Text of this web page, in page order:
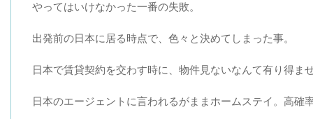
やってはいけなかった一番の失敗。
出発前の日本に居る時点で、色々と決めてしまった事。
日本で賃貸契約を交わす時に、物件見ないなんて有り得ま
日本のエージェントに言われるがままホームステイ。高確